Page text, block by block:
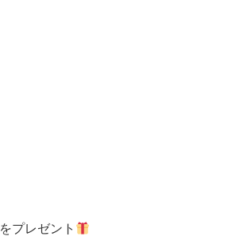
をプレゼント